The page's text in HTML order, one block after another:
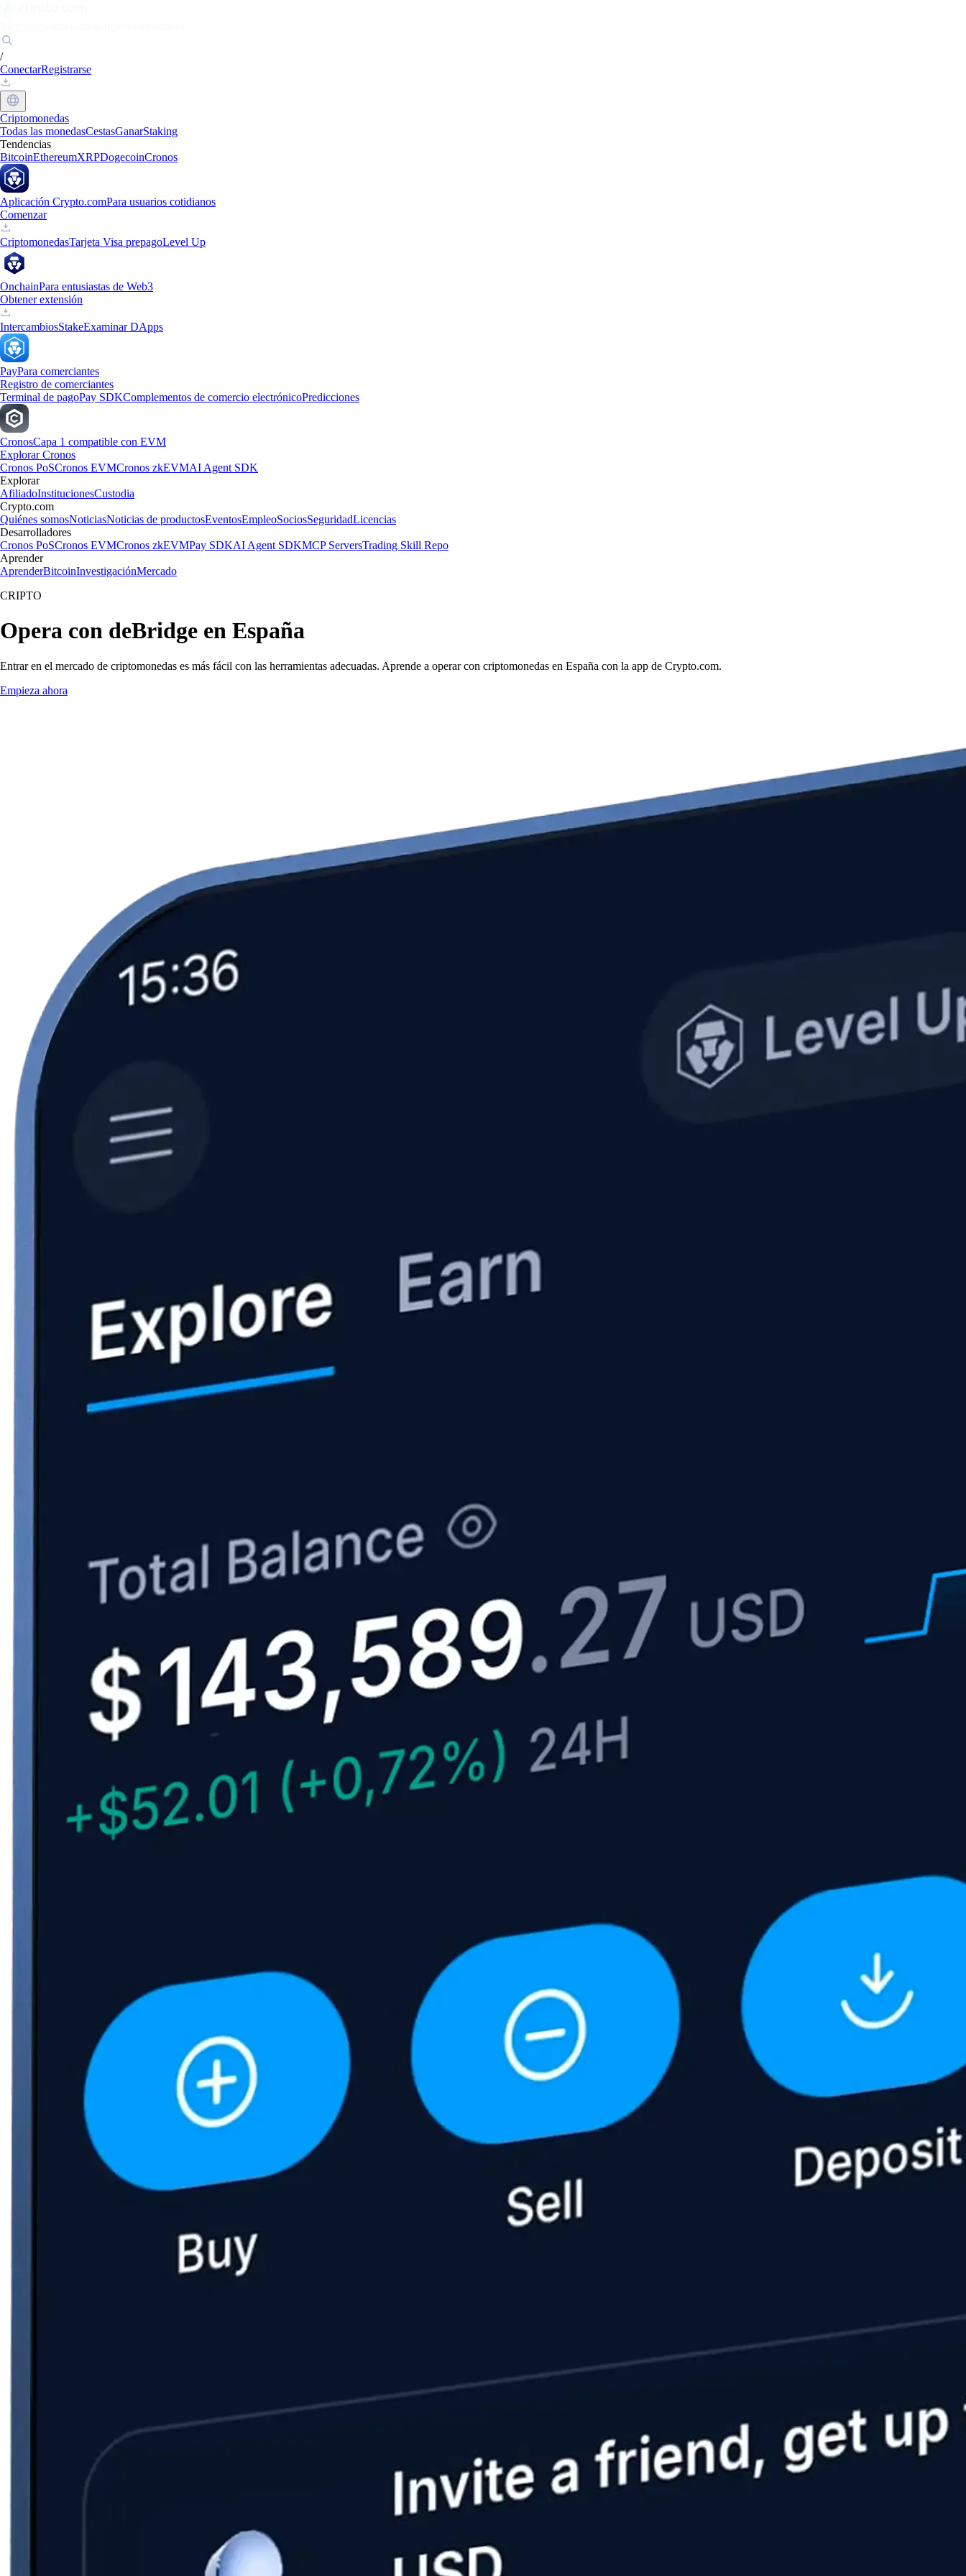
/
ConectarRegistrarse
Criptomonedas
Todas las monedasCestasGanarStaking
Tendencias
BitcoinEthereumXRPDogecoinCronos
Aplicación Crypto.comPara usuarios cotidianos
Comenzar
CriptomonedasTarjeta Visa prepagoLevel Up
OnchainPara entusiastas de Web3
Obtener extensión
IntercambiosStakeExaminar DApps
PayPara comerciantes
Registro de comerciantes
Terminal de pagoPay SDKComplementos de comercio electrónicoPredicciones
CronosCapa 1 compatible con EVM
Explorar Cronos
Cronos PoSCronos EVMCronos zkEVMAI Agent SDK
Explorar
AfiliadoInstitucionesCustodia
Crypto.com
Quiénes somosNoticiasNoticias de productosEventosEmpleoSociosSeguridadLicencias
Desarrolladores
Cronos PoSCronos EVMCronos zkEVMPay SDKAI Agent SDKMCP ServersTrading Skill Repo
Aprender
AprenderBitcoinInvestigaciónMercado
CRIPTO
Opera con deBridge en España
Entrar en el mercado de criptomonedas es más fácil con las herramientas adecuadas. Aprende a operar con criptomonedas en España con la app de Crypto.com.
Empieza ahora